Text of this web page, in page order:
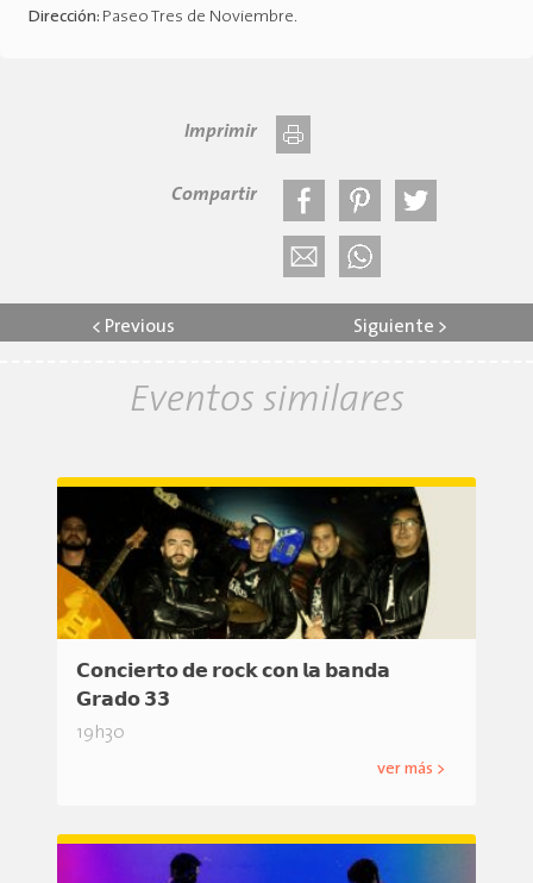
Dirección: Paseo Tres de Noviembre.
Imprimir
Compartir
< Previous Siguiente >
Eventos similares
𝗖𝗼𝗻𝗰𝗶𝗲𝗿𝘁𝗼 𝗱𝗲 𝗿𝗼𝗰𝗸 𝗰𝗼𝗻 𝗹𝗮 𝗯𝗮𝗻𝗱𝗮
𝗚𝗿𝗮𝗱𝗼 𝟯𝟯
19h30
ver más >